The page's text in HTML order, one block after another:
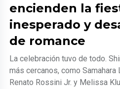
encienden la
inesperado y
de romance
La celebración tuvo de todo.
más cercanos, como Samahara
Renato Rossini Jr. y Melissa